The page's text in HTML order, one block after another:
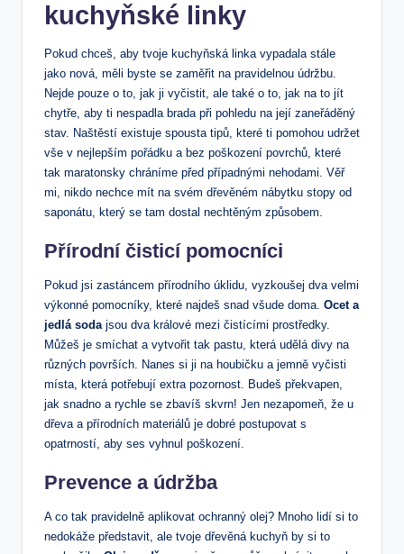
kuchyňské linky
Pokud chceš, aby tvoje kuchyňská linka vypadala stále
jako nová, měli byste se zaměřit na pravidelnou údržbu.
Nejde pouze o to, jak ji vyčistit, ale také o to, jak na to jít
chytře, aby ti nespadla brada při pohledu na její zaneřáděný
stav. Naštěstí existuje spousta tipů, které ti pomohou udržet
vše v nejlepším pořádku a bez poškození povrchů, které
tak maratonsky chráníme před případnými nehodami. Věř
mi, nikdo nechce mít na svém dřevěném nábytku stopy od
saponátu, který se tam dostal nechtěným způsobem.
Přírodní čisticí pomocníci
Pokud jsi zastáncem přírodního úklidu, vyzkoušej dva velmi
výkonné pomocníky, které najdeš snad všude doma. Ocet a
jedlá sodajsou dva králové mezi čistícími prostředky.
Můžeš je smíchat a vytvořit tak pastu, která udělá divy na
různých površích. Nanes si ji na houbičku a jemně vyčisti
místa, která potřebují extra pozornost. Budeš překvapen,
jak snadno a rychle se zbavíš skvrn! Jen nezapomeň, že u
dřeva a přírodních materiálů je dobré postupovat s
opatrností, aby ses vyhnul poškození.
Prevence a údržba
A co tak pravidelně aplikovat ochranný olej? Mnoho lidí si to
nedokáže představit, ale tvoje dřevěná kuchyň by si to